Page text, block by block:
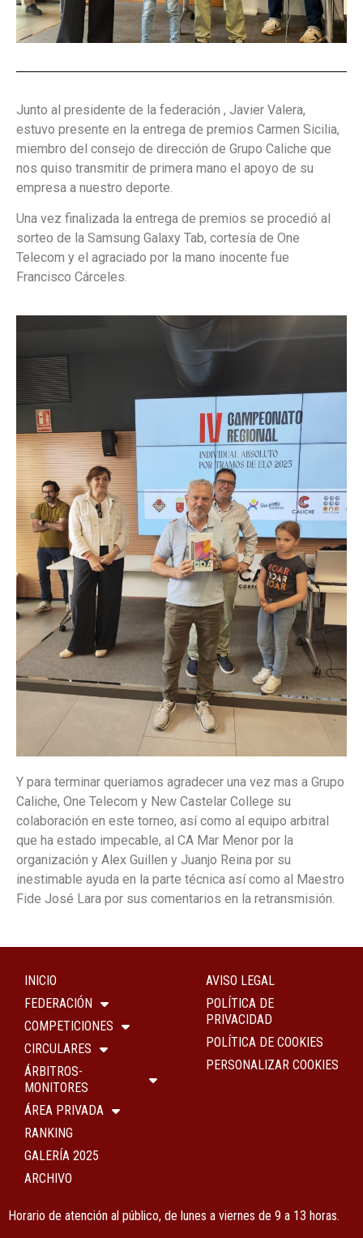
Junto al presidente de la federación , Javier Valera,
estuvo presente en la entrega de premios Carmen Sicilia,
miembro del consejo de dirección de Grupo Caliche que
nos quiso transmitir de primera mano el apoyo de su
empresa a nuestro deporte.
Una vez finalizada la entrega de premios se procedió al
sorteo de la Samsung Galaxy Tab, cortesía de One
Telecom y el agraciado por la mano inocente fue
Francisco Cárceles.
Y para terminar queriamos agradecer una vez mas a Grupo
Caliche, One Telecom y New Castelar College su
colaboración en este torneo, así como al equipo arbitral
que ha estado impecable, al CA Mar Menor por la
organización y Alex Guillen y Juanjo Reina por su
inestimable ayuda en la parte técnica así como al Maestro
Fide José Lara por sus comentarios en la retransmisión.
INICIO
FEDERACIÓN
COMPETICIONES
CIRCULARES
ÁRBITROS-
MONITORES
ÁREA PRIVADA
RANKING
GALERÍA 2025
ARCHIVO
AVISO LEGAL
POLÍTICA DE
PRIVACIDAD
POLÍTICA DE COOKIES
PERSONALIZAR COOKIES
Horario de atención al público, de lunes a viernes de 9 a 13 horas.